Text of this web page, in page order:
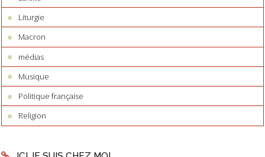
Liturgie
Macron
médias
Musique
Politique française
Religion